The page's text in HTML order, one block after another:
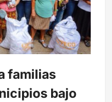
familias
bajo